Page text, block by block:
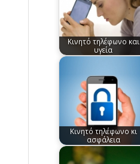
Κινητό τηλέφωνο και
υγεία
Κινητό τηλέφωνο κι
ασφάλεια